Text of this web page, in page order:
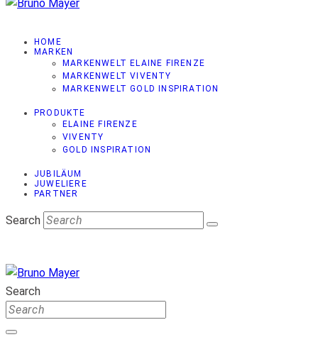
HOME
MARKEN
MARKENWELT ELAINE FIRENZE
MARKENWELT VIVENTY
MARKENWELT GOLD INSPIRATION
PRODUKTE
ELAINE FIRENZE
VIVENTY
GOLD INSPIRATION
JUBILÄUM
JUWELIERE
PARTNER
Search
Search